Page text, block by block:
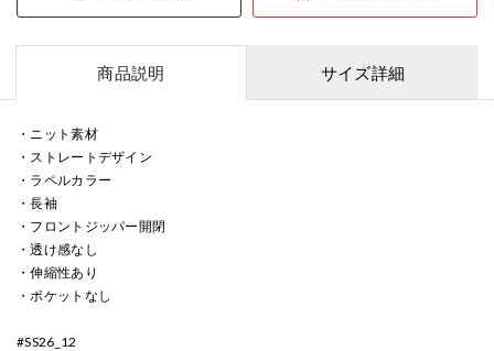
商品説明 サイズ詳細
・ニット素材
・ストレートデザイン
・ラペルカラー
・長袖
・フロントジッパー開閉
・透け感なし
・伸縮性あり
・ポケットなし
#SS26_12